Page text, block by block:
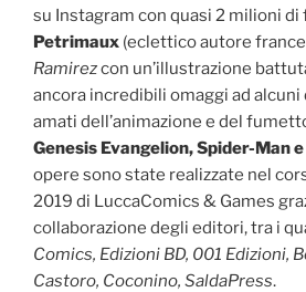
su Instagram con quasi 2 milioni di
Petrimaux (eclettico autore
Ramirezcon un’illustrazione
ancora incredibili omaggi ad
amati dell’animazione e del
Genesis Evangelion, Spider-Man
opere sono state realizzate nel
2019 di LuccaComics & Games
collaborazione degli editori, tra i
Comics, Edizioni BD, 001 Edizioni,
Castoro, Coconino, SaldaPress.